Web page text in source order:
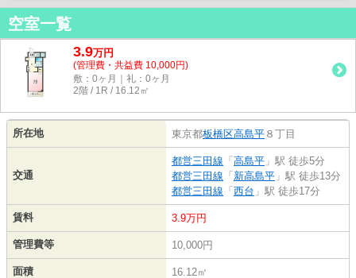
空室一覧
3.9万円
(管理費・共益費 10,000円)
敷：0ヶ月｜礼：0ヶ月
2階 / 1R / 16.12㎡
所在地 東京都板橋区高島平 ８丁目
交通
都営三田線 「 高島平 」駅 徒歩5分
都営三田線 「 新高島平 」駅 徒歩13分
都営三田線 「 西台 」駅 徒歩17分
賃料 3.9万円
管理費等 10,000円
面積 16.12㎡